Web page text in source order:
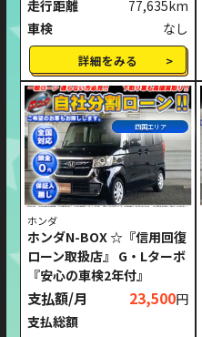
走行距離
77,635km
車検
なし
詳細をみる
四国エリア
ホンダ
ホンダN-BOX ☆『信用回復
ローン取扱店』 G・Lターボ
『安心の車検2年付』
支払額/月 23,500円
支払総額